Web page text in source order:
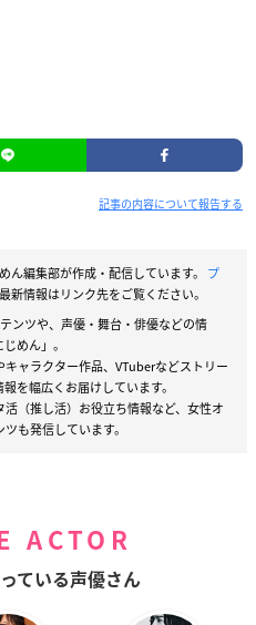
記事の内容について報告する
ん編集部が作成・配信しています。 プ
新情報はリンク先をご覧ください。
ンツや、声優・舞台・俳優などの情
めん」。
ャラクター作品、VTuberなどストリー
を幅広くお届けしています。
（推し活）お役立ち情報など、女性オ
も発信しています。
ACTOR
ている声優さん